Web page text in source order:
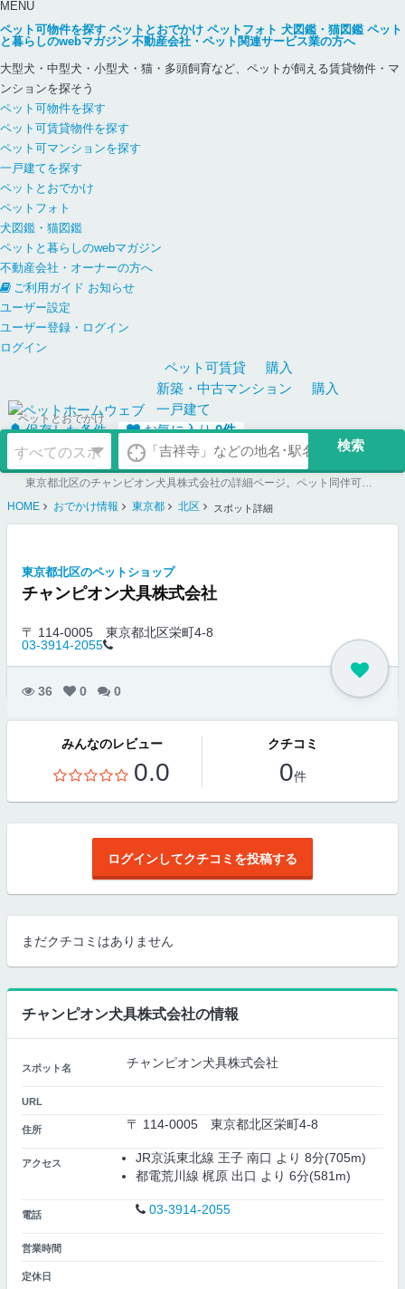
MENU
ペット可物件を探す ペットとおでかけ ペットフォト 犬図鑑・猫図鑑 ペット
と暮らしのwebマガジン 不動産会社・ペット関連サービス業の方へ
大型犬・中型犬・小型犬・猫・多頭飼育など、ペットが飼える賃貸物件・マ
ンションを探そう
ペット可物件を探す
ペット可賃貸物件を探す
ペット可マンションを探す
一戸建てを探す
ペットとおでかけ
ペットフォト
犬図鑑・猫図鑑
ペットと暮らしのwebマガジン
不動産会社・オーナーの方へ
ご利用ガイド お知らせ
ユーザー設定
ユーザー登録・ログイン
ログイン
ペット可賃貸
購入
新築・中古マンション
購入
一戸建て
保存した条件
お気に入り0件
ペットとおでかけ
東京都北区のチャンピオン犬具株式会社の詳細ページ。ペット同伴可のお店探しならペットホームウェブ。ペット可賃貸のお部屋探し、ペット可マンション購入のご検討時にもご利用ください。
HOME
おでかけ情報 東京都 北区 スポット詳細
東京都北区のペットショップ
チャンピオン犬具株式会社
〒 114-0005
東京都北区栄町4-8
03-3914-2055
36 0 0
みんなのレビュー
0.0
クチコミ
0件
ログインしてクチコミを投稿する
まだクチコミはありません
チャンピオン犬具株式会社の情報
スポット名 チャンピオン犬具株式会社
URL
住所 〒 114-0005 東京都北区栄町4-8
アクセス
JR京浜東北線 王子 南口 より 8分(705m)
都電荒川線 梶原 出口 より 6分(581m)
電話 03-3914-2055
営業時間
定休日